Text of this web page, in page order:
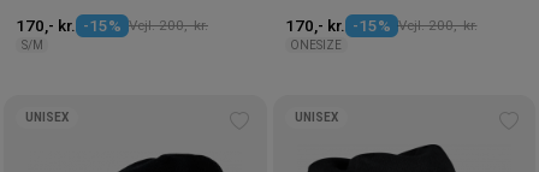
170,- kr. -15% Vejl. 200,- kr.
S/M
170,- kr. -15% Vejl. 200,- kr.
ONESIZE
UNISEX UNISEX